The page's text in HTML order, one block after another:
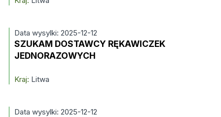
Data wysylki: 2025-12-12
SZUKAM DOSTAWCY RĘKAWICZEK
JEDNORAZOWYCH
Kraj: Litwa
Data wysylki: 2025-12-12